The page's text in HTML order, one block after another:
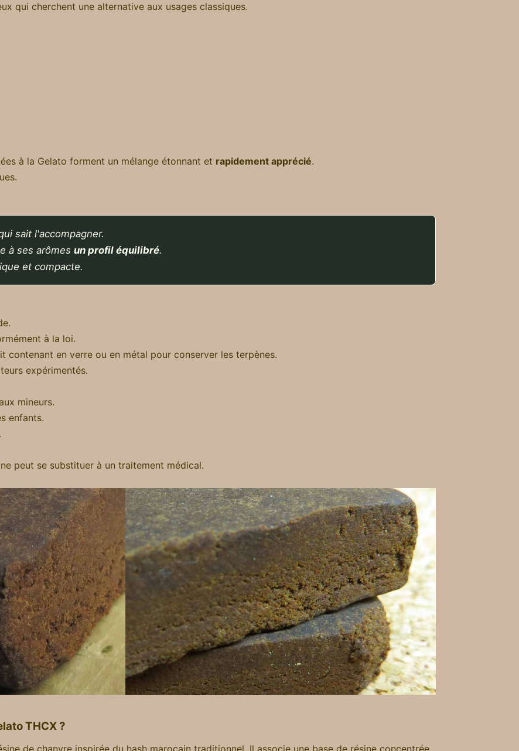
qui cherchent une alternative aux usages classiques.
à la Gelato forment un mélange étonnant et rapidement apprécié.
sait l'accompagner.
à ses arômes un profil équilibré.
et compacte.
à la loi.
en verre ou en métal pour conserver les terpènes.
expérimentés.
mineurs.
enfants.
peut se substituer à un traitement médical.
THCX ?